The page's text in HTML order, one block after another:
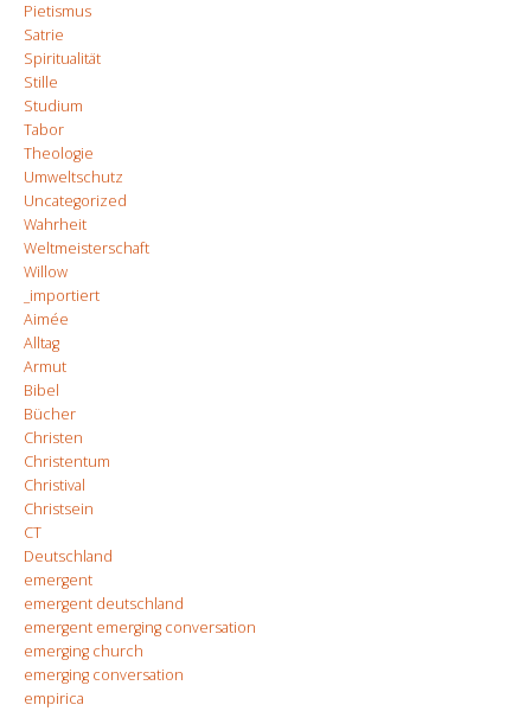
Pietismus
Satrie
Spiritualität
Stille
Studium
Tabor
Theologie
Umweltschutz
Uncategorized
Wahrheit
Weltmeisterschaft
Willow
_importiert
Aimée
Alltag
Armut
Bibel
Bücher
Christen
Christentum
Christival
Christsein
CT
Deutschland
emergent
emergent deutschland
emergent emerging conversation
emerging church
emerging conversation
empirica